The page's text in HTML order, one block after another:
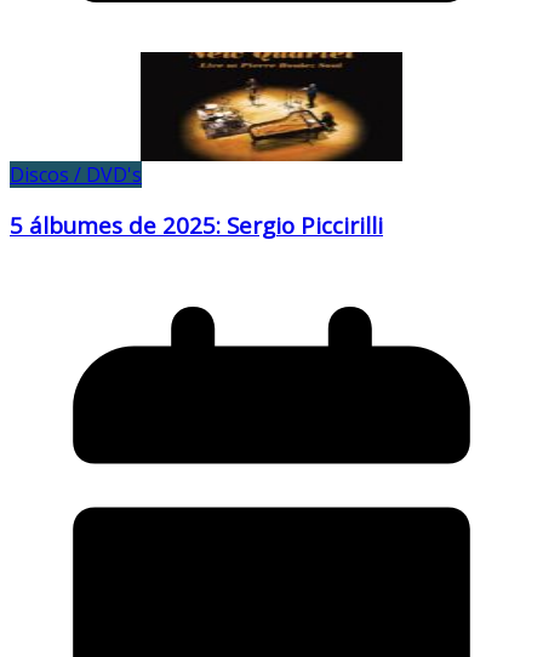
Discos / DVD's
5 álbumes de 2025: Sergio Piccirilli